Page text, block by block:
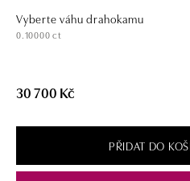
Vyberte váhu drahokamu
0.10000 ct
30 700 Kč
PŘIDAT DO